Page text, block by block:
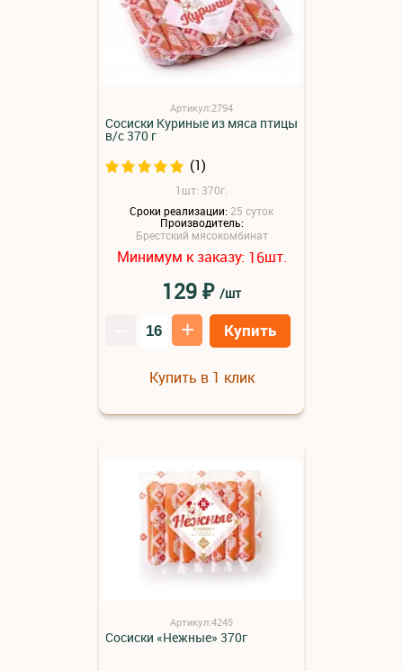
Артикул:2794
Сосиски Куриные из мяса птицы
в/с 370 г
(1)
1шт: 370г.
Сроки реализации: 25 суток
Производитель:
Брестский мясокомбинат
Минимум к заказу: 16шт.
129₽ /шт
+ Купить
Купить в 1 клик
Артикул:4245
Сосиски «Нежные» 370г